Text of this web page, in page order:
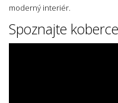
moderný interiér.
Spoznajte